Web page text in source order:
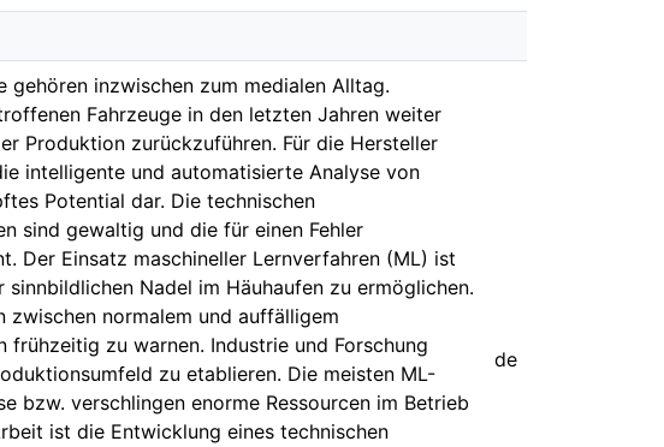
inzwischen zum medialen Alltag.
Fahrzeuge in den letzten Jahren weiter
Produktion zurückzuführen. Für die Hersteller
intelligente und automatisierte Analyse von
Potential dar. Die technischen
sind gewaltig und die für einen Fehler
Der Einsatz maschineller Lernverfahren (ML) ist
Nadel im Häuhaufen zu ermöglichen.
zwischen normalem und auffälligem
zu warnen. Industrie und Forschung
zu etablieren. Die meisten ML-
bzw. verschlingen enorme Ressourcen im Betrieb
ist die Entwicklung eines technischen
de